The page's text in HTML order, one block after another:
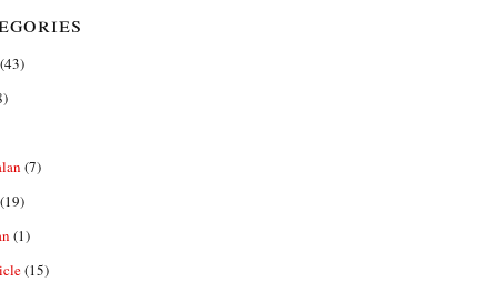
(7)
(1)
(15)